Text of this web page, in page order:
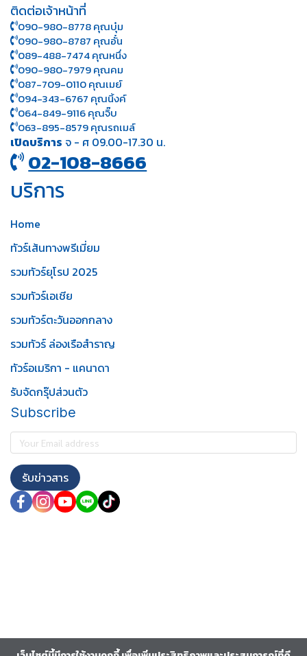
ติดต่อเจ้าหน้าที่
090-980-8778 คุณบุ๋ม
090-980-8787 คุณอั๋น
089-488-7474 คุณหนึ่ง
090-980-7979 คุณคม
087-709-0110 คุณเมย์
094-343-6767 คุณนิ้งค์
064-849-9116 คุณจิ๊บ
063-895-8 579คุณรถเมล์
เปิดบริการ จ - ศ 09.00-17.30 น.
02-108-8666
บริการ
Home
ทัวร์เส้นทางพรีเมี่ยม
รวมทัวร์ยุโรป 2025
รวมทัวร์เอเชีย
รวมทัวร์ตะวันออกกลาง
รวมทัวร์ ล่องเรือสำราญ
ทัวร์อเมริกา - แคนาดา
รับจัดกรุ๊ปส่วนตัว
Subscribe
รับข่าวสาร